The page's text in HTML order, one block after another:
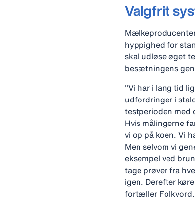
Valgfrit
hyppighed for
skal udløse øget
besætningens
"Vi har i lang tid
udfordringer i
testperioden med
Hvis målingerne
vi op på koen. Vi
Men selvom vi
eksempel ved
tage prøver fra
igen. Derefter
fortæller Folkvord.